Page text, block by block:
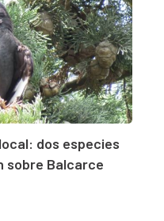
dos especies
sobre Balcarce